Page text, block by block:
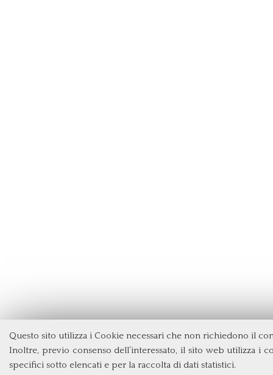
Questo sito utilizza i Cookie necessari che non richiedono il
Inoltre, previo consenso dell’interessato, il sito web utilizza i
specifici sotto elencati e per la raccolta di dati statistici.